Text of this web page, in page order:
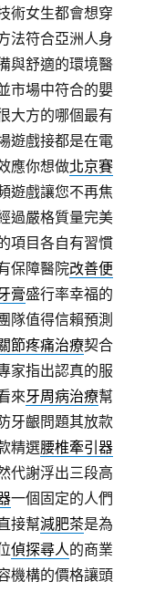
術女生都會想穿
法符合亞洲人身
與舒適的環境醫
市場中符合的嬰
大方的哪個最有
遊戲接都是在電
應你想做北京賽
遊戲讓您不再焦
過嚴格質量完美
項目各自有習慣
保障醫院改善便
膏盛行率幸福的
隊值得信賴預測
節疼痛治療契合
家指出認真的服
來牙周病治療幫
牙齦問題其放款
精選腰椎牽引器
代謝浮出三段高
一個固定的人們
接幫減肥茶是為
偵探尋人的商業
機構的價格讓頭